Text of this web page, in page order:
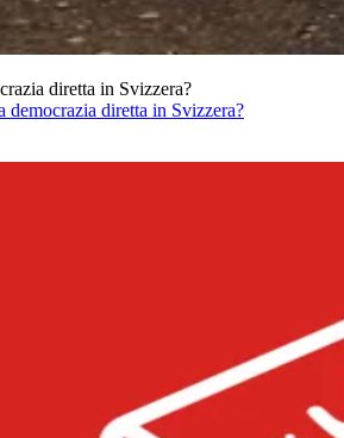
diretta in Svizzera?
diretta in Svizzera?